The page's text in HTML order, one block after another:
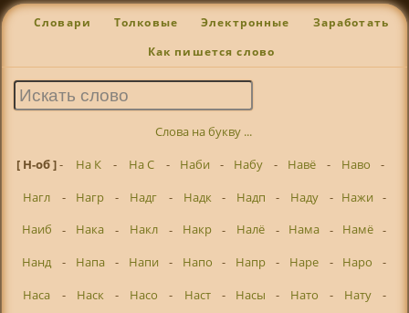
Словари Толковые Электронные Заработать
Как пишется слово
Слова на букву ...
[ Н-об ]- На К - На С - Наби - Набу - Навё - Наво
-
Нагл
- Нагр - Надг - Надк - Надп - Наду - Нажи
-
Наиб
- Нака - Накл - Накр - Налё - Нама - Намё -
Нанд
- Напа - Напи - Напо - Напр - Наре - Наро
-
Наса
- Наск - Насо - Наст - Насы - Нато - Нату
-